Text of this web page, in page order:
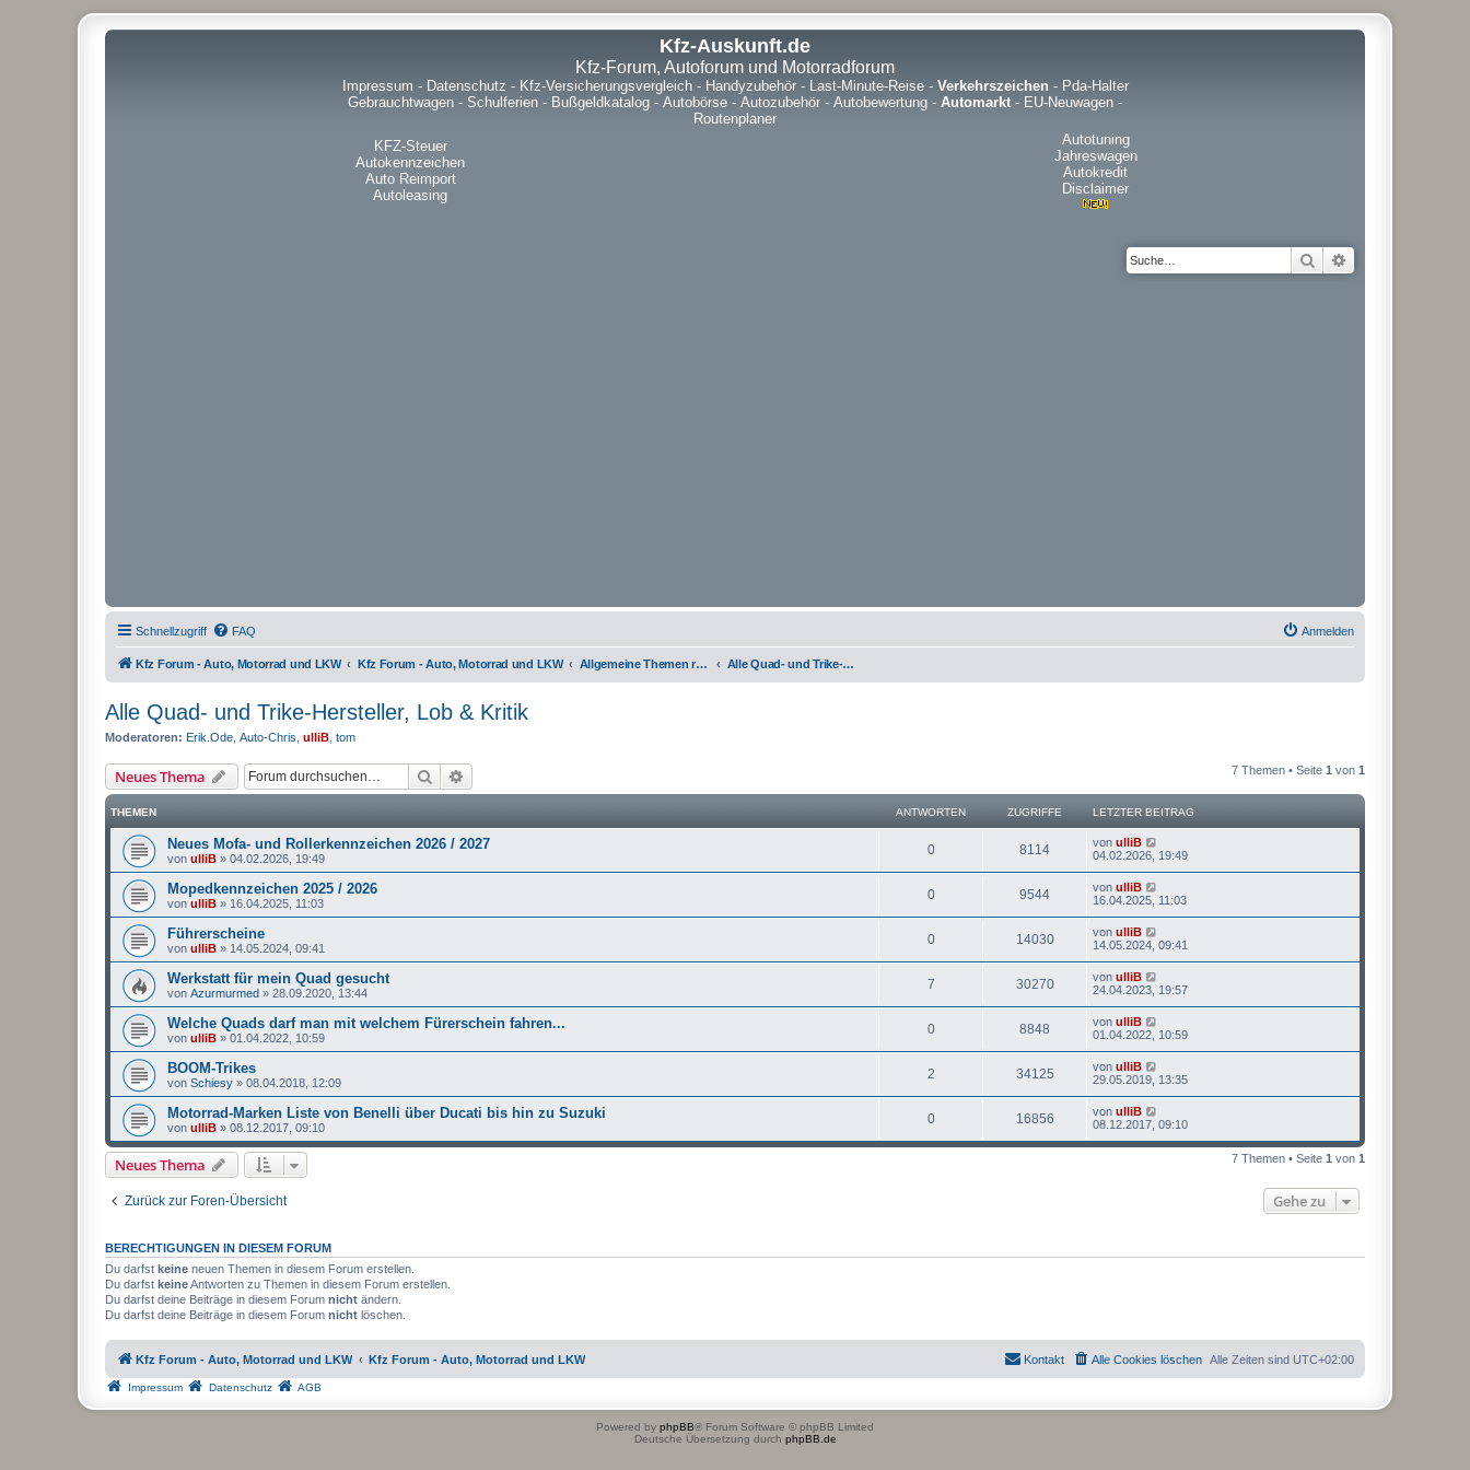
Kfz-Auskunft.de
Kfz-Forum, Autoforum und Motorradforum
Impressum - Datenschutz - Kfz-Versicherungsvergleich- Handyzubehör- Last-Minute-Reise- Verkehrszeichen- Pda-Halter
Gebrauchtwagen - Schulferien - Bußgeldkatalog - Autobörse - Autozubehör - Autobewertung - Automarkt - EU-Neuwagen -
Routenplaner
KFZ-Steuer
Autokennzeichen
Auto Reimport
Autoleasing
Autotuning
Jahreswagen
Autokredit
Disclaimer
Suche
Schnellzugriff FAQ Anmelden
Kfz Forum - Auto, Motorrad und LKW Kfz Forum - Auto, Motorrad und LKW Allgemeine Themen rund um Motorräder, Trikes, Quads, ATVs, zweirädrige Kleinkrafträder, Mopedautos und Microcars Alle Quad- und Trike-Hersteller, Lob & Kritik
Alle Quad- und Trike-Hersteller, Lob & Kritik
Moderatoren: Erik.Ode Auto-Chris ulliB tom
Neues Thema Suche 7 Themen • Seite 1 von 1
THEMEN ANTWORTEN ZUGRIFFE LETZTER BEITRAG
Neues Mofa- und Rollerkennzeichen 2026 / 2027
von ulliB » 04.02.2026, 19:49
0 8114 von ulliB
04.02.2026, 19:49
Mopedkennzeichen 2025 / 2026
von ulliB » 16.04.2025, 11:03
0 9544 von ulliB
16.04.2025, 11:03
Führerscheine
von ulliB » 14.05.2024, 09:41
0 14030 von ulliB
14.05.2024, 09:41
Werkstatt für mein Quad gesucht
von Azurmurmed » 28.09.2020, 13:44
7 30270 von ulliB
24.04.2023, 19:57
Welche Quads darf man mit welchem Fürerschein fahren...
von ulliB » 01.04.2022, 10:59
0 8848 von ulliB
01.04.2022, 10:59
BOOM-Trikes
von Schiesy » 08.04.2018, 12:09
2 34125 von ulliB
29.05.2019, 13:35
Motorrad-Marken Liste von Benelli über Ducati bis hin zu Suzuki
von ulliB » 08.12.2017, 09:10
0 16856 von ulliB
08.12.2017, 09:10
Neues Thema 7 Themen • Seite 1 von 1
Zurück zur Foren-Übersicht Gehe zu
BERECHTIGUNGEN IN DIESEM FORUM
Du darfst keine neuen Themen in diesem Forum erstellen.
Du darfst keineAntworten zu Themen in diesem Forum erstellen.
Du darfst deine Beiträge in diesem Forum nicht ändern.
Du darfst deine Beiträge in diesem Forum nicht löschen.
Kfz Forum - Auto, Motorrad und LKW Kfz Forum - Auto, Motorrad und LKW Alle Zeiten sind UTC+02:00
Alle Cookies löschen
Kontakt
Impressum Datenschutz AGB
Powered by phpBB® Forum Software © phpBB Limited
Deutsche Übersetzung durch phpBB.de